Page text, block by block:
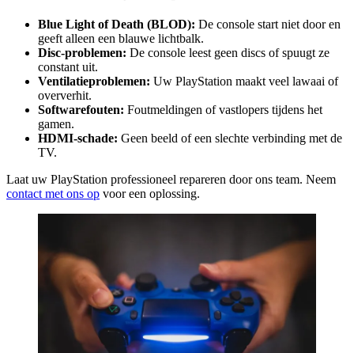
Blue Light of Death (BLOD): De console start niet door en
geeft alleen een blauwe lichtbalk.
Disc-problemen: De console leest geen discs of spuugt ze
constant uit.
Ventilatieproblemen: Uw PlayStation maakt veel lawaai of
oververhit.
Softwarefouten: Foutmeldingen of vastlopers tijdens het
gamen.
HDMI-schade: Geen beeld of een slechte verbinding met de
TV.
Laat uw PlayStation professioneel repareren door ons team. Neem
contact met ons op voor een oplossing.